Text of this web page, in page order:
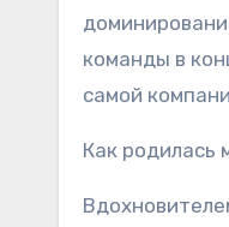
команды в
самой
Как родилась